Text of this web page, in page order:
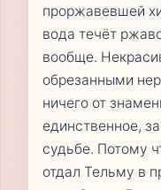
проржавевшей
вода течёт
вообще.
обрезанными
ничего от
единственное,
судьбе. Потому
отдал Тельму в